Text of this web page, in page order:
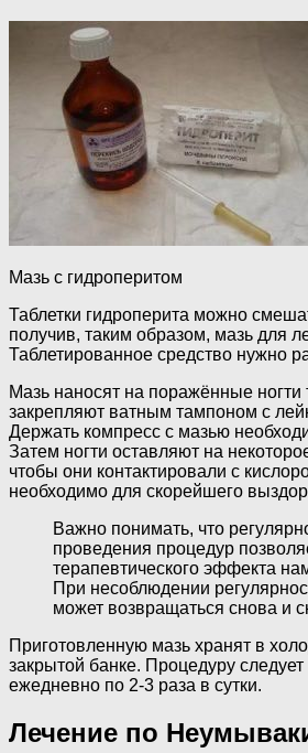
Мазь с гидроперитом
Таблетки гидроперита можно
получив, таким образом, мазь для
Таблетированное средство нужно
Мазь наносят на поражённые
закрепляют ватным тампоном с
Держать компресс с мазью
Затем ногти оставляют на
чтобы они контактировали с
необходимо для скорейшего
Важно понимать, что
проведения процедур
терапевтического эффекта
При несоблюдении
может возвращаться снова и
Приготовленную мазь хранят в
закрытой банке. Процедуру следует
ежедневно по 2-3 раза в сутки.
Лечение по